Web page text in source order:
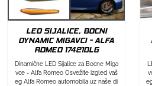
LED SIJALICE, BOCNI
DYNAMIC MIGAVCI - ALFA
ROMEO 174210LG
Dinamične LED Sijalice za Bocne Miga
vce - Alfa Romeo Osvežite izgled vaš
eg Alfa Romeo automobila uz naše di